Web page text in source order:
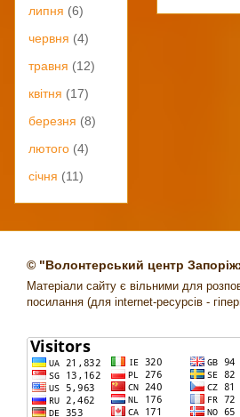
липня (6)
червня (4)
травня (12)
квітня (17)
березня (8)
лютого (4)
січня (11)
© "Волонтерський центр
Матеріали сайту є вільними для
посилання (для internet-ресурсів -